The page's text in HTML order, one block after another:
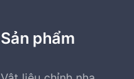
Sản phẩm